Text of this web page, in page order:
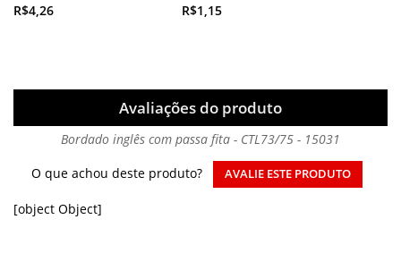
R$4,26 R$1,15
Avaliações do produto
Bordado inglês com passa fita - CTL73/75 - 15031
O que achou deste produto?
AVALIE ESTE PRODUTO
[object Object]